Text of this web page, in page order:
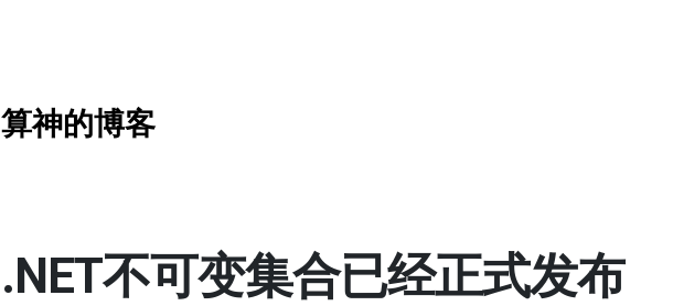
算神的博客
.NET不可变集合已经正式发布